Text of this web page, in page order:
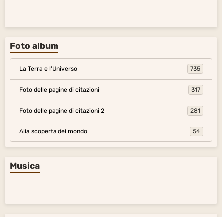
Europa del Nord-Ovest
Foto delle pagine di citazioni 317